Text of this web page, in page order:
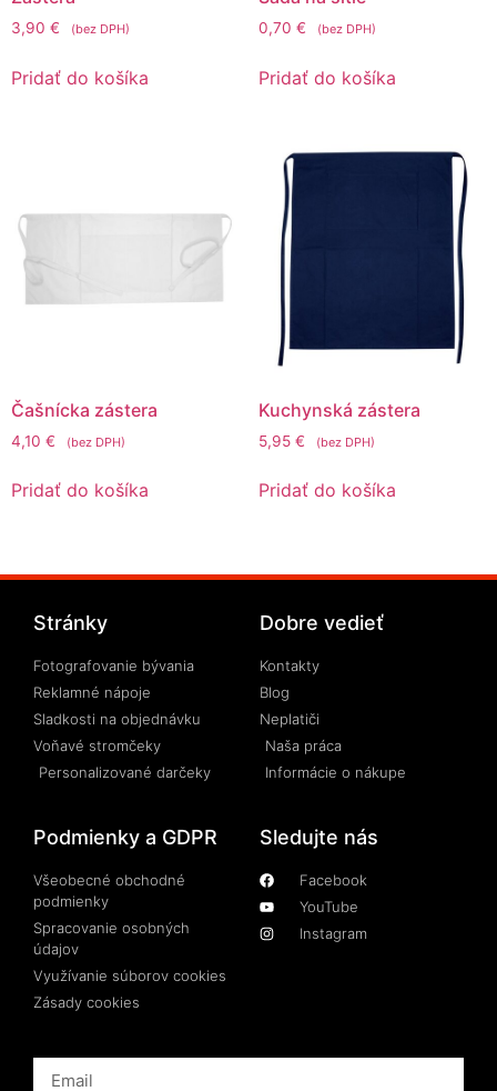
3,90 € (bez DPH)
Pridať do košíka
0,70 € (bez DPH)
Pridať do košíka
Čašnícka zástera
4,10 € (bez DPH)
Pridať do košíka
Kuchynská zástera
5,95 € (bez DPH)
Pridať do košíka
Stránky
Fotografovanie bývania
Reklamné nápoje
Sladkosti na objednávku
Voňavé stromčeky
Personalizované darčeky
Dobre vedieť
Kontakty
Blog
Neplatiči
Naša práca
Informácie o nákupe
Podmienky a GDPR
Všeobecné obchodné
podmienky
Spracovanie osobných
údajov
Využívanie súborov cookies
Zásady cookies
Sledujte nás
Facebook
YouTube
Instagram